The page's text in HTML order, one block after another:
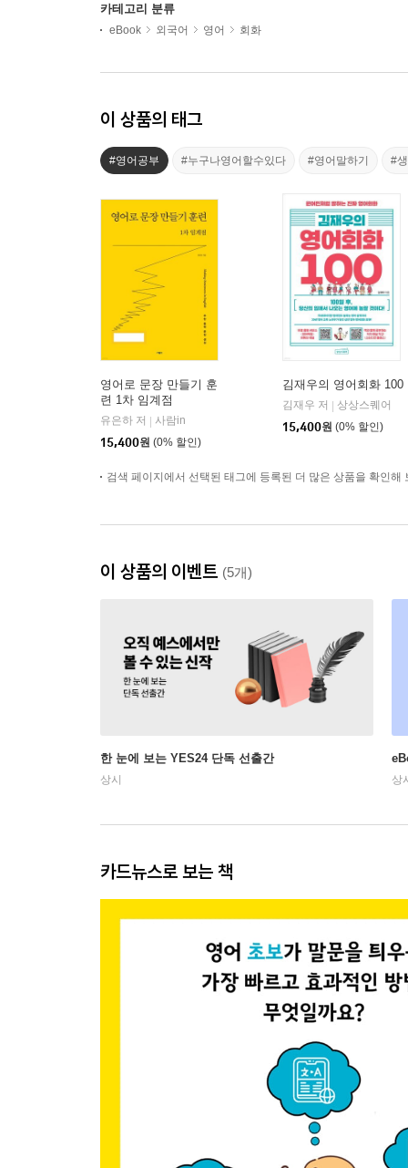
카테고리 분류
eBook 외국어 영어 회화
이 상품의 태그
#영어공부 #누구나영어할수있다 #영어말하기 #
영어로 문장 만들기 훈
련 1차 임계점
유은하 저 | 사람in
15,400원 (0% 할인)
김재우의 영어회화 100
김재우 저 | 상상스퀘어
15,400원 (0% 할인)
검색 페이지에서 선택된 태그에 등록된 더 많은 상품을 확인해
이 상품의 이벤트 (5개)
한 눈에 보는 YES24 단독 선출간
상시 상
카드뉴스로 보는 책